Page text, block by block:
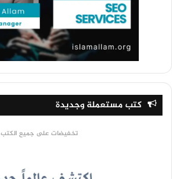
كتب مستعملة وجديدة
تخفيضات على جميع الكتب